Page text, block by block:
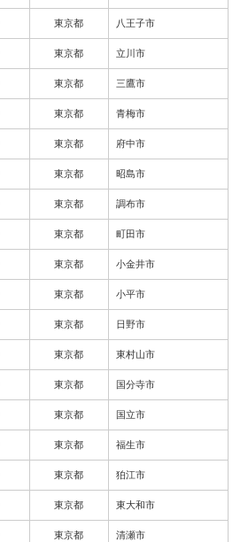
東京都 八王子市
東京都 立川市
東京都 三鷹市
東京都 青梅市
東京都 府中市
東京都 昭島市
東京都 調布市
東京都 町田市
東京都 小金井市
東京都 小平市
東京都 日野市
東京都 東村山市
東京都 国分寺市
東京都 国立市
東京都 福生市
東京都 狛江市
東京都 東大和市
東京都 清瀬市